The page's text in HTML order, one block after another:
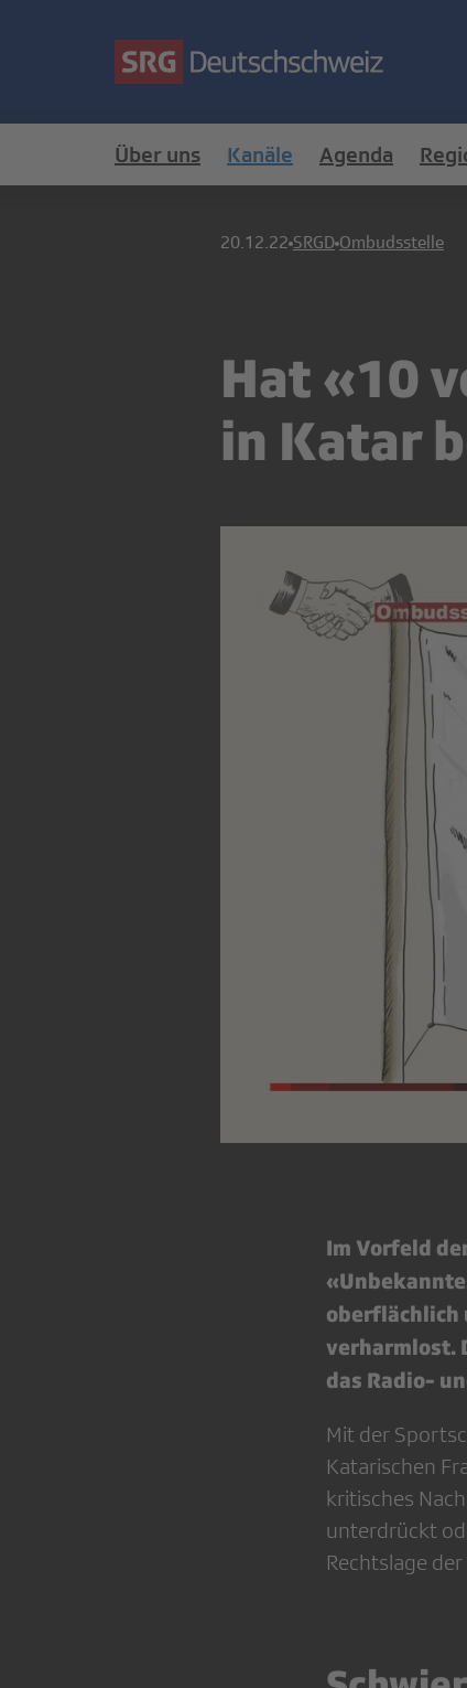
Über uns Kanäle Agenda
20.12.22 SRGD Ombudsstelle
Hat «10
in Katar
Im Vorfeld
oberflächlich
verharmlost.
das Radio-
Mit der
Katarischen
kritisches
unterdrückt
Rechtslage